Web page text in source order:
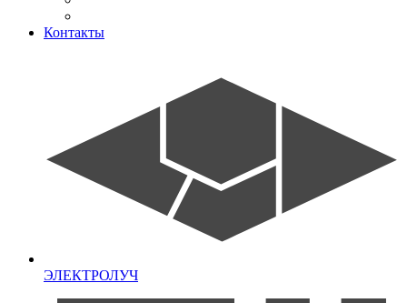
Контакты
ЭЛЕКТРОЛУЧ